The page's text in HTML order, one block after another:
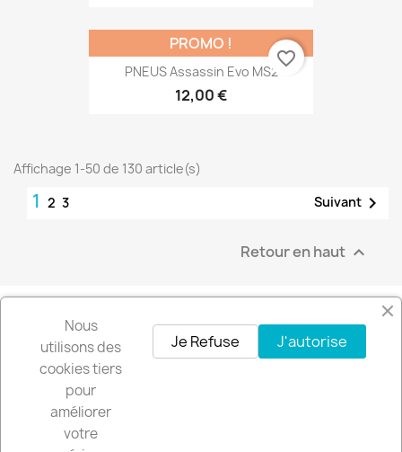
PNEUS Assassin Evo MS2
12,00 €
PROMO !
favorite_border
Affichage 1-50 de 130 article(s)
1 2 3 Suivant 
Retour en haut 
FacebookInstagram
Recevez nos offres spéciales
Nous
utilisons des
cookies tiers
pour
améliorer
votre
J'autorise
Je Refuse